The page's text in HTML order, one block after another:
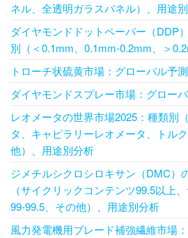
ネル、全透明ガラスパネル）、用途
ダイヤモンドドットペーパー（DDP
別（＜0.1mm、0.1mm-0.2mm、＞
トローチ状硫黄市場：グローバル予
ダイヤモンドスプレー市場：グロー
レオメータの世界市場2025：種類別
タ、キャピラリーレオメータ、トル
他）、用途別分析
ジメチルシクロシロキサン（DMC）
（サイクリックコンテンツ99.5以上
99-99.5、その他）、用途別分析
風力発電機用ブレード補強繊維市場